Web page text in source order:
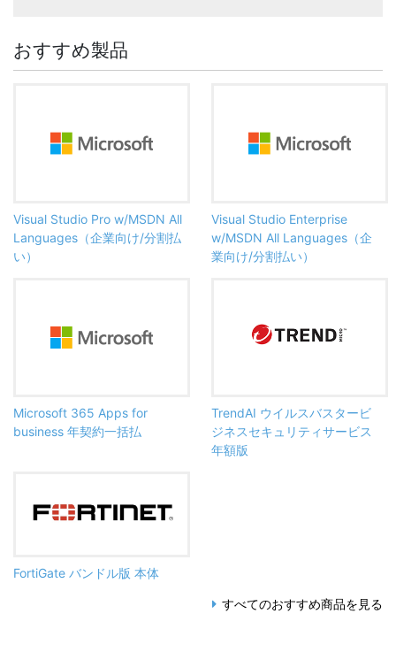
おすすめ製品
Visual Studio Pro w/MSDN All
Languages（企業向け/分割払
い）
Visual Studio Enterprise
w/MSDN All Languages（企
業向け/分割払い）
Microsoft 365 Apps for
business 年契約一括払
TrendAI ウイルスバスタービ
ジネスセキュリティサービス
年額版
FortiGate バンドル版 本体
すべてのおすすめ商品を見る